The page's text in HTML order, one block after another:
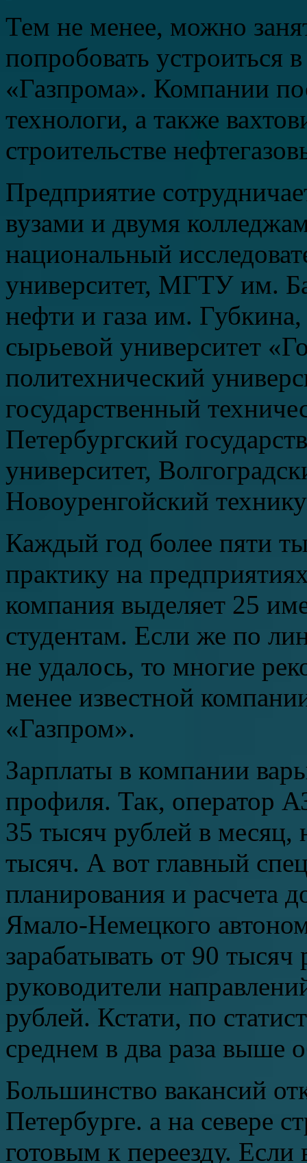
Тем не менее, можно
попробовать устроиться
«Газпрома». Компании
технологи, а также
строительстве
Предприятие
вузами и двумя
национальный
университет, МГТУ
нефти и газа им.
сырьевой университет
политехнический
государственный
Петербургский
университет,
Новоуренгойский
Каждый год более пяти
практику на
компания выделяет 25
студентам. Если же по
не удалось, то многие
менее известной
«Газпром».
Зарплаты в компании
профиля. Так, оператор
35 тысяч рублей в месяц,
тысяч. А вот главный
планирования и расчета
Ямало-Немецкого
зарабатывать от 90
руководители
рублей. Кстати, по
среднем в два раза выше
Большинство вакансий
Петербурге. а на севере
готовым к переезду.